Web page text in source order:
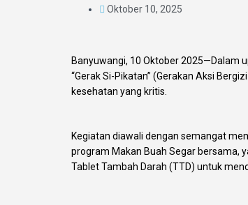
Oktober 10, 2025
Banyuwangi, 10 Oktober 2025—Dalam
“Gerak Si-Pikatan” (Gerakan Aksi
kesehatan yang kritis.
Kegiatan diawali dengan semangat
program Makan Buah Segar bersama,
Tablet Tambah Darah (TTD) untuk